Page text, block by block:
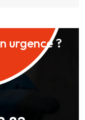
urgence ?